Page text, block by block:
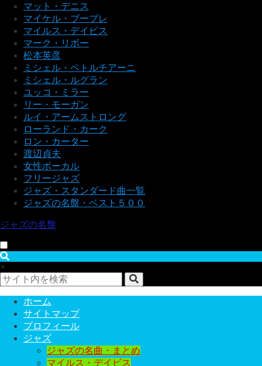
マット・デニス
マイケル・ブーブレ
マイルス・デイビス
マーク・リボー
松本英彦
ミシェル・ペトルチアーニ
ミシェル・ルグラン
ユッコ・ミラー
リー・モーガン
ルイ・アームストロング
ローランド・カーク
ロン・カーター
渡辺貞夫
女性ボーカル
フリージャズ
ジャズ・スタンダード曲一覧
ジャズの名盤・ベスト５００
ジャズの名盤
×
ホーム
サイトマップ
プロフィール
ジャズ
ジャズの名曲・まとめ
マイルス・デイビス